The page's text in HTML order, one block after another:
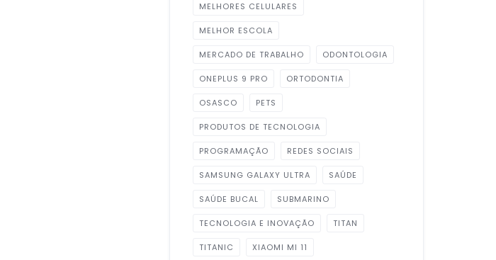
MELHORES CELULARES
MELHOR ESCOLA
MERCADO DE TRABALHO ODONTOLOGIA
ONEPLUS 9 PRO ORTODONTIA
OSASCO PETS
PRODUTOS DE TECNOLOGIA
PROGRAMAÇÃO REDES SOCIAIS
SAMSUNG GALAXY ULTRA SAÚDE
SAÚDE BUCAL SUBMARINO
TECNOLOGIA E INOVAÇÃO TITAN
TITANIC XIAOMI MI 11